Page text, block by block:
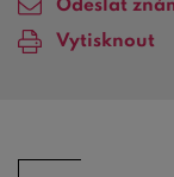
Odeslat
Vytisknout